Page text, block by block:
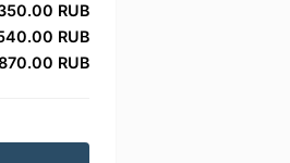
RUB
RUB
RUB